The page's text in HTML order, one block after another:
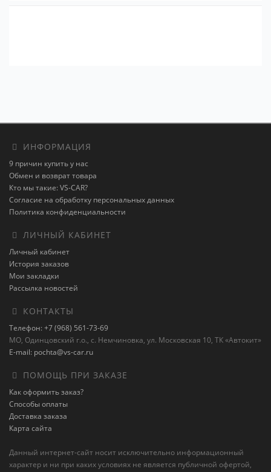
ИНФОРМАЦИЯ
9 причин купить у нас
Обмен и возврат товара
Кто мы такие: VS-CAR?
Согласие на обработку персональных данных
Политика конфиденциальности
ЛИЧНЫЙ КАБИНЕТ
Личный кабинет
История заказов
Мои закладки
Рассылка новостей
КОНТАКТЫ
Телефон: +7 (968) 561-73-69
МО, Одинцовский г.о., с. Немчиновка, ул. Московская 10, ТК «Автокит»
E-mail: pochta@vs-car.ru
ПОМОЩЬ ПРИ ЗАКАЗЕ
Как оформить заказ?
Способы оплаты
Доставка заказа
Карта сайта
Данный интернет-сайт носит исключительно информационный
характер и ни при каких условиях не является публичной офертой,